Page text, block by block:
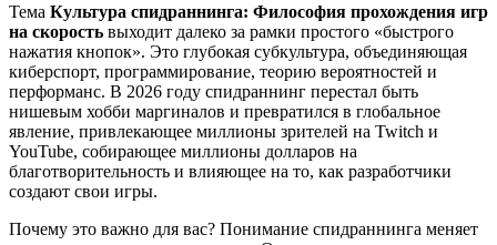
Тема Культура спидраннинга: Философия прохождения игр
на скорость выходит далеко за рамки простого «быстрого
нажатия кнопок». Это глубокая субкультура, объединяющая
киберспорт, программирование, теорию вероятностей и
перформанс. В 2026 году спидраннинг перестал быть
нишевым хобби маргиналов и превратился в глобальное
явление, привлекающее миллионы зрителей на Twitch и
YouTube, собирающее миллионы долларов на
благотворительность и влияющее на то, как разработчики
создают свои игры.
Почему это важно для вас? Понимание спидраннинга меняет